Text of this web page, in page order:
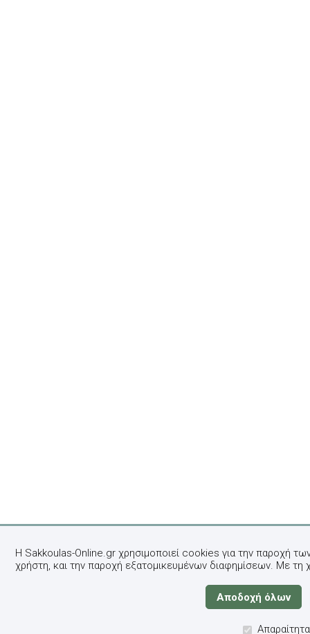
Η Sakkoulas-Online.gr χρησιμοποιεί cookies για την παροχή
χρήστη, και την παροχή εξατομικευμένων διαφημίσεων. Με